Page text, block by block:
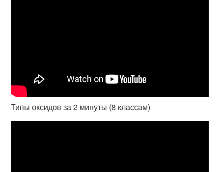
Типы оксидов за 2 минуты (8 классам)